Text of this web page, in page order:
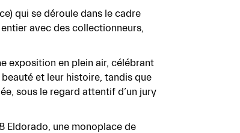
qui se déroule dans le cadre
avec des collectionneurs,
exposition en plein air, célébrant
et leur histoire, tandis que
sous le regard attentif d’un jury
Eldorado, une monoplace de